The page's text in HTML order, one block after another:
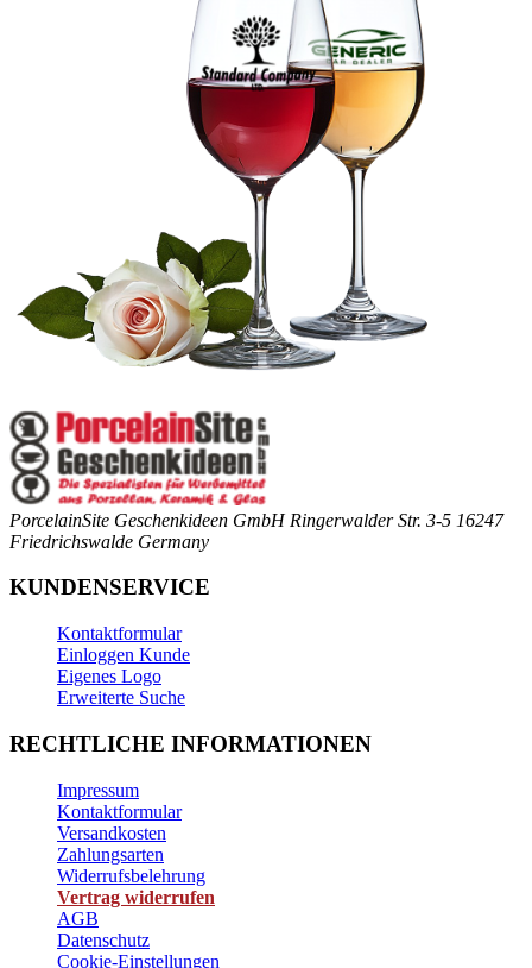
PorcelainSite Geschenkideen GmbH Ringerwalder Str. 3-5 16247
Friedrichswalde Germany
KUNDENSERVICE
Kontaktformular
Einloggen Kunde
Eigenes Logo
Erweiterte Suche
RECHTLICHE INFORMATIONEN
Impressum
Kontaktformular
Versandkosten
Zahlungsarten
Widerrufsbelehrung
Vertrag widerrufen
AGB
Datenschutz
Cookie-Einstellungen